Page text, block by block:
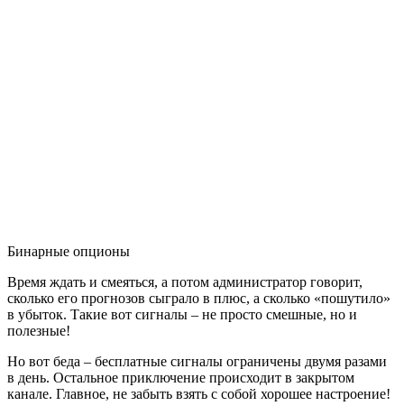
Бинарные опционы
Время ждать и смеяться, а потом администратор говорит,
сколько его прогнозов сыграло в плюс, а сколько «пошутило»
в убыток. Такие вот сигналы – не просто смешные, но и
полезные!
Но вот беда – бесплатные сигналы ограничены двумя разами
в день. Остальное приключение происходит в закрытом
канале. Главное, не забыть взять с собой хорошее настроение!